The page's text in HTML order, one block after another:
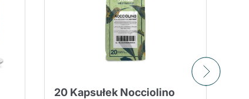
20 Kapsułek Nocciolino